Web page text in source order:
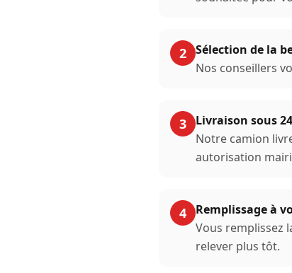
2 Sélection de la
Nos conseillers
3
Livraison sous
Notre camion
autorisation
4
Remplissage à
Vous remplissez
relever plus tôt.